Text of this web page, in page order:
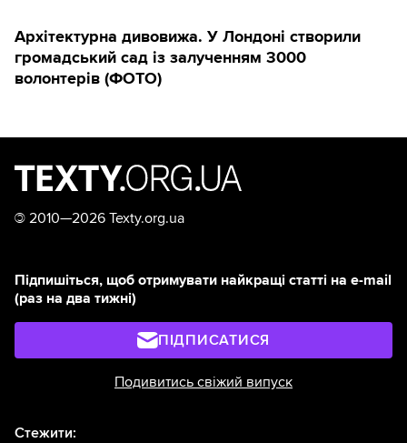
Архітектурна дивовижа. У Лондоні створили
громадський сад із залученням 3000
волонтерів (ФОТО)
© 2010—2026 Texty.org.ua
Підпишіться, щоб отримувати найкращі статті на e-mail
(раз на два тижні)
ПІДПИСАТИСЯ
Подивитись свіжий випуск
Стежити: